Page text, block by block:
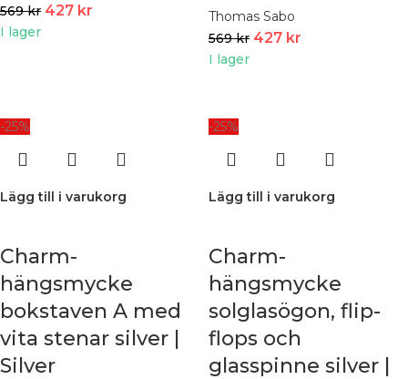
569kr 427 kr
I lager
Thomas Sabo
569kr 427 kr
I lager
-25%
Lägg till i varukorg
Charm-
hängsmycke
bokstaven A med
vita stenar silver |
Silver
-25%
Lägg till i varukorg
Charm-
hängsmycke
solglasögon, flip-
flops och
glasspinne silver |